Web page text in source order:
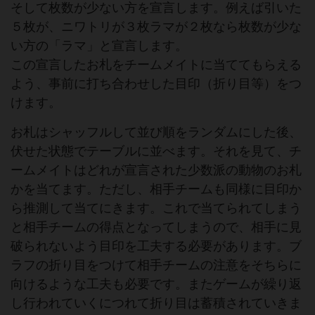
そして枚数が少ない方を宣言します。例えば引いた
５枚が、ニワトリが３枚ラマが２枚なら枚数が少な
い方の「ラマ」と宣言します。
この宣言したお札をチームメイトに当ててもらえる
よう、事前に打ち合わせした目印（折り目等）をつ
けます。
お札はシャッフルして並び順をランダムにした後、
伏せた状態でテーブルに並べます。それを見て、チ
ームメイトはどれが宣言された少数派の動物のお札
かを当てます。ただし、相手チームも同様に目印か
ら推測して当てにきます。これで当てられてしまう
と相手チームの得点となってしまうので、相手に見
破られないよう目印を工夫する必要があります。ブ
ラフの折り目をつけて相手チームの注意をそちらに
向けるような工夫も必要です。またゲームが繰り返
し行われていくにつれて折り目は蓄積されていきま